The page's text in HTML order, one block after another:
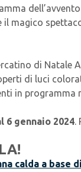
di Natale
di luci
in programma
6 gennaio 2024.
calda a base